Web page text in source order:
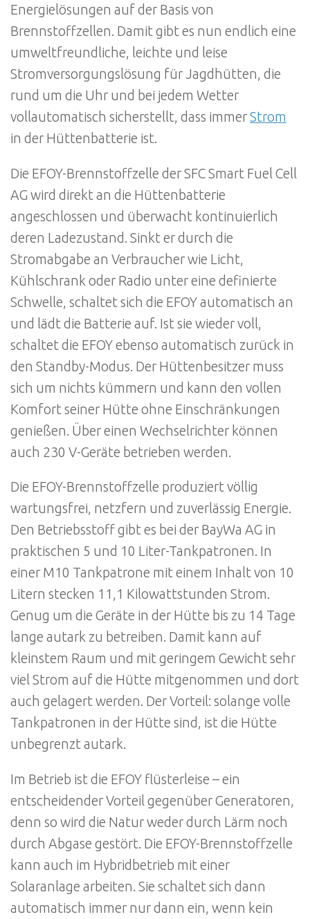
Energielösungen auf der Basis von
Brennstoffzellen. Damit gibt es nun endlich eine
umweltfreundliche, leichte und leise
Stromversorgungslösung für Jagdhütten, die
rund um die Uhr und bei jedem Wetter
vollautomatisch sicherstellt, dass immerStrom
in der Hüttenbatterie ist.
Die EFOY-Brennstoffzelle der SFC Smart Fuel Cell
AG wird direkt an die Hüttenbatterie
angeschlossen und überwacht kontinuierlich
deren Ladezustand. Sinkt er durch die
Stromabgabe an Verbraucher wie Licht,
Kühlschrank oder Radio unter eine definierte
Schwelle, schaltet sich die EFOY automatisch an
und lädt die Batterie auf. Ist sie wieder voll,
schaltet die EFOY ebenso automatisch zurück in
den Standby-Modus. Der Hüttenbesitzer muss
sich um nichts kümmern und kann den vollen
Komfort seiner Hütte ohne Einschränkungen
genießen. Über einen Wechselrichter können
auch 230 V-Geräte betrieben werden.
Die EFOY-Brennstoffzelle produziert völlig
wartungsfrei, netzfern und zuverlässig Energie.
Den Betriebsstoff gibt es bei der BayWa AG in
praktischen 5 und 10 Liter-Tankpatronen. In
einer M10 Tankpatrone mit einem Inhalt von 10
Litern stecken 11,1 Kilowattstunden Strom.
Genug um die Geräte in der Hütte bis zu 14 Tage
lange autark zu betreiben. Damit kann auf
kleinstem Raum und mit geringem Gewicht sehr
viel Strom auf die Hütte mitgenommen und dort
auch gelagert werden. Der Vorteil: solange volle
Tankpatronen in der Hütte sind, ist die Hütte
unbegrenzt autark.
Im Betrieb ist die EFOY flüsterleise – ein
entscheidender Vorteil gegenüber Generatoren,
denn so wird die Natur weder durch Lärm noch
durch Abgase gestört. Die EFOY-Brennstoffzelle
kann auch im Hybridbetrieb mit einer
Solaranlage arbeiten. Sie schaltet sich dann
automatisch immer nur dann ein, wenn kein